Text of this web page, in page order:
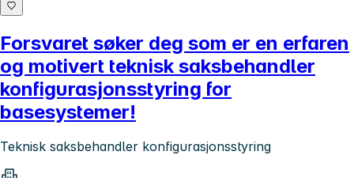
Forsvaret søker deg som er en erfaren
og motivert teknisk saksbehandler
konfigurasjonsstyring for
basesystemer!
Teknisk saksbehandler konfigurasjonsstyring